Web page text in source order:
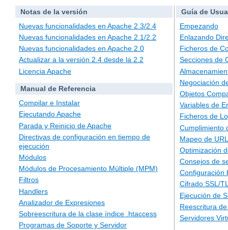
Notas de la versión
Nuevas funcionalidades en Apache 2.3/2.4
Nuevas funcionalidades en Apache 2.1/2.2
Nuevas funcionalidades en Apache 2.0
Actualizar a la versión 2.4 desde la 2.2
Licencia Apache
Manual de Referencia
Compilar e Instalar
Ejecutando Apache
Parada y Reinicio de Apache
Directivas de configuración en tiempo de
ejecución
Módulos
Módulos de Procesamiento Múltiple (MPM)
Filtros
Handlers
Analizador de Expresiones
Sobreescritura de la clase índice .htaccess
Programas de Soporte y Servidor
Guía de
Empezando
Enlazando
Ficheros de
Secciones de
Negociación
Objetos
Variables de
Ficheros de
Cumplimiento
Mapeo de
Optimización
Consejos de
Configuración
Cifrado SSL/
Ejecución de
Reescritura
Servidores